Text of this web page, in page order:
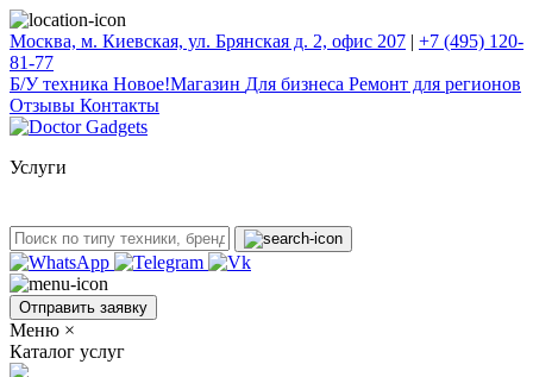
Москва, м. Киевская, ул. Брянская д. 2, офис 207 | +7 (495) 120-
81-77
Б/У техникa Новое!Магазин Для бизнеса Ремонт для регионов
Отзывы Контакты
Услуги
Отправить заявку
Меню ×
Каталог услуг